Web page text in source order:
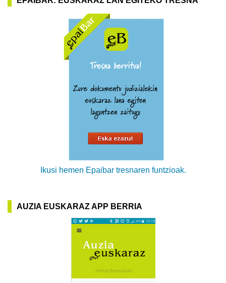
Ikusi hemen Epaibar tresnaren funtzioak.
AUZIA EUSKARAZ APP BERRIA